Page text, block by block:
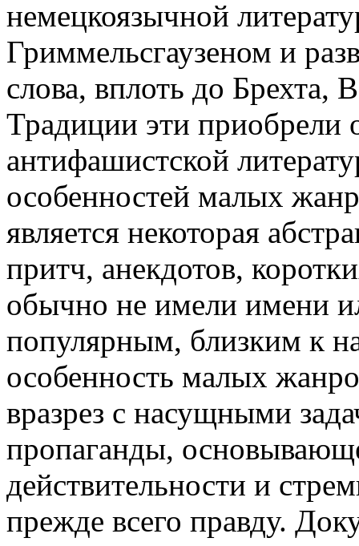
немецкоязычной
Гриммельсгаузеном и
слова, вплоть до Брехта,
Традиции эти приобрели
антифашистской
особенностей малых
является некоторая
притч, анекдотов,
обычно не имели имени
популярным, близким к
особенность малых
вразрез с насущными
пропаганды,
действительности и
прежде всего правду.